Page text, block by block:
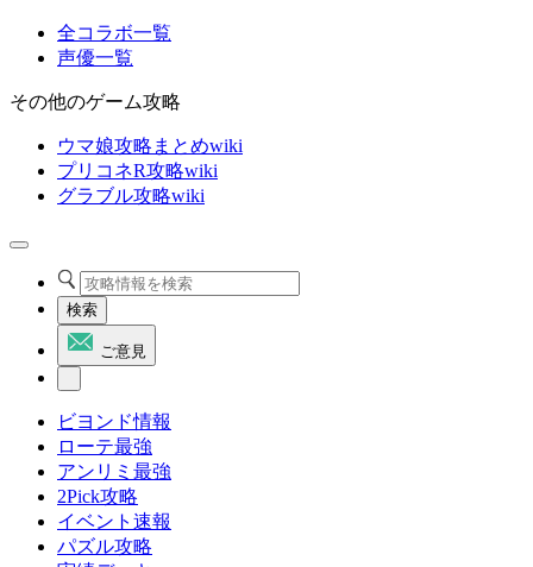
全コラボ一覧
声優一覧
その他のゲーム攻略
ウマ娘攻略まとめwiki
プリコネR攻略wiki
グラブル攻略wiki
検索
ご意見
ビヨンド情報
ローテ最強
アンリミ最強
2Pick攻略
イベント速報
パズル攻略